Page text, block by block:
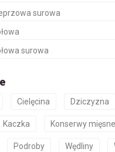
surowa
surowa
Cielęcina Dziczyzna
Kaczka Konserwy mięsne
Podroby Wędliny